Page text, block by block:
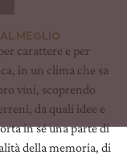
MEGLIO
carattere e per
in un clima che sa
vini, scoprendo
da quali idee e
in sé una parte di
della memoria, di